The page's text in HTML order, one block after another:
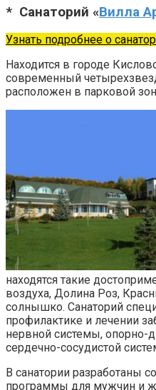
* Санаторий «Вилла
Узнать подробнее о
Находится в городе
современный
расположен в парковой
находятся такие
воздуха, Долина Роз,
солнышко. Санаторий
профилактике и лечении
нервной системы, опорно-
сердечно-сосудистой
В санатории разработаны
программы для мужчин и